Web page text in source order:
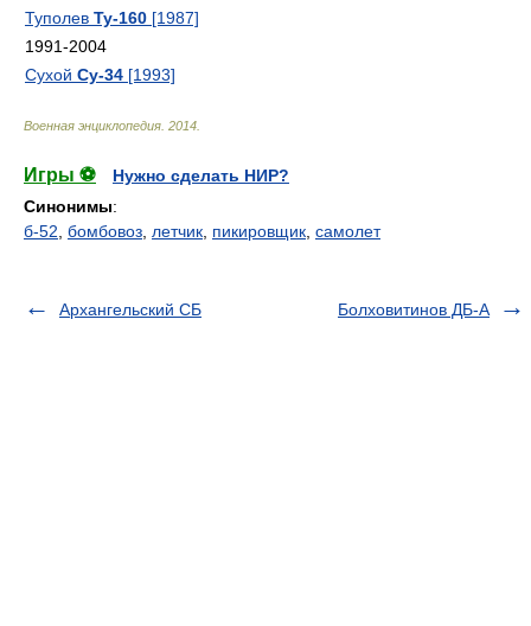
Туполев Ту-160 [1987]
1991-2004
Сухой Су-34 [1993]
Военная энциклопедия 2014
Игры ⚽
Нужно сделать НИР?
Синонимы:
б-52 бомбовоз летчик пикировщик самолет
Архангельский СБ Болховитинов ДБ-А